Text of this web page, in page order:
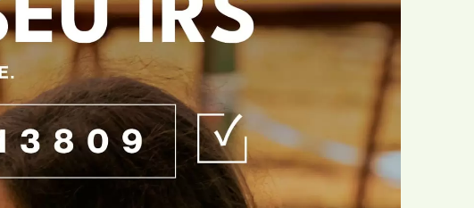
institucional
Cidade no Jardim
Jantar de Solidariedade
Aniversário da Associação
Dr. João da Silva Correia